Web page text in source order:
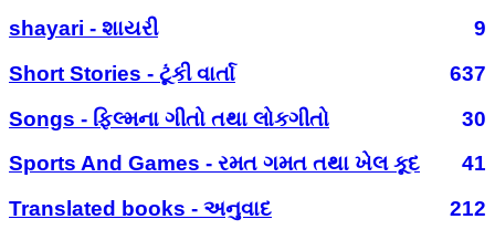
shayari - શાયરી
9
Short Stories - ટૂંકી વાર્તા
637
Songs - ફિલ્મના ગીતો તથા લોકગીતો
30
Sports And Games - રમત ગમત તથા ખેલ કૂદ
41
Translated books - અનુવાદ
212